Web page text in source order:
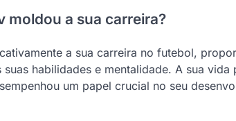
moldou a sua carreira?
a sua carreira no futebol,
habilidades e mentalidade. A sua
um papel crucial no seu